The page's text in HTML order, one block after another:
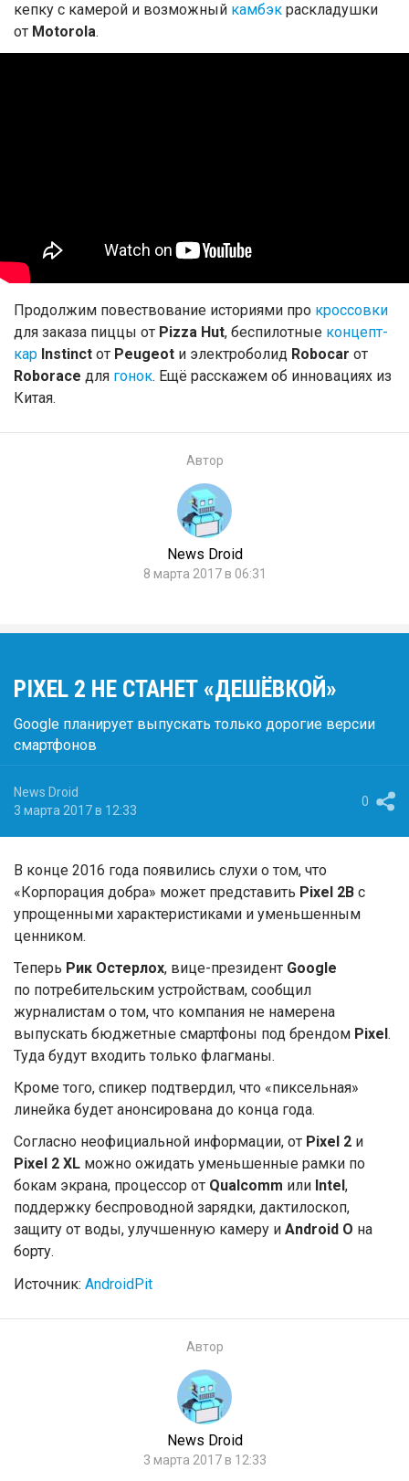
кепку с камерой и возможный камбэк раскладушки
от Motorola.
Продолжим повествование историями про кроссовки
для заказа пиццы от Pizza Hut, беспилотные концепт-
кар Instinct от Peugeot и электроболид Robocar от
Roborace для гонок. Ещё расскажем об инновациях из
Китая.
Автор
News Droid
8 марта 2017 в 06:31
PIXEL 2 НЕ СТАНЕТ «ДЕШЁВКОЙ»
Google планирует выпускать только дорогие версии
смартфонов
News Droid
3 марта 2017 в 12:33
0
В конце 2016 года появились слухи о том, что
«Корпорация добра» может представить Pixel 2B с
упрощенными характеристиками и уменьшенным
ценником.
Теперь Рик Остерлох, вице-президент Google
по потребительским устройствам, сообщил
журналистам о том, что компания не намерена
выпускать бюджетные смартфоны под брендом Pixel.
Туда будут входить только флагманы.
Кроме того, спикер подтвердил, что «пиксельная»
линейка будет анонсирована до конца года.
Согласно неофициальной информации, от Pixel 2 и
Pixel 2 XL можно ожидать уменьшенные рамки по
бокам экрана, процессор от Qualcomm или Intel ,
поддержку беспроводной зарядки, дактилоскоп,
защиту от воды, улучшенную камеру и Android O на
борту.
Источник: AndroidPit
Автор
News Droid
3 марта 2017 в 12:33